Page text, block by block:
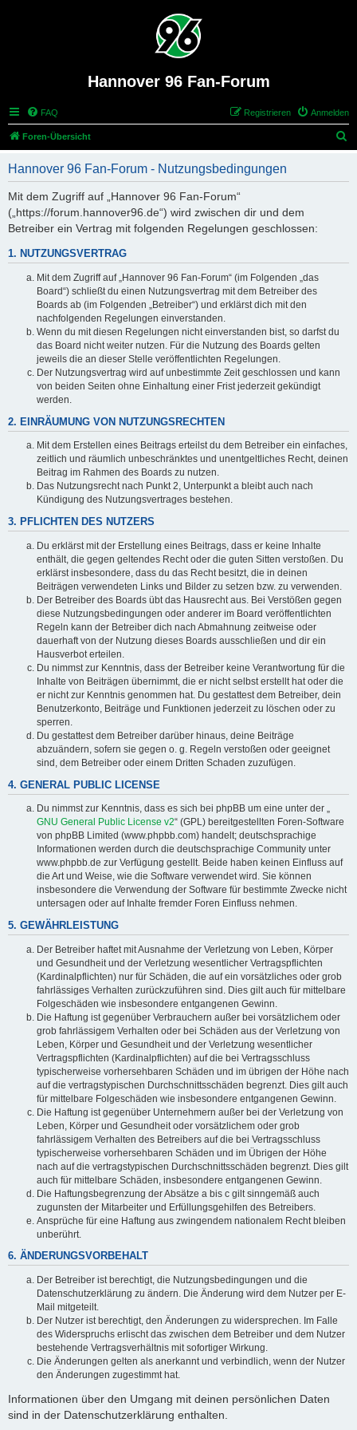
Hannover 96 Fan-Forum
FAQ Anmelden
Registrieren
Foren-Übersicht
Hannover 96 Fan-Forum - Nutzungsbedingungen
Mit dem Zugriff auf „Hannover 96 Fan-Forum“
(„https://forum.hannover96.de“) wird zwischen dir und dem
Betreiber ein Vertrag mit folgenden Regelungen geschlossen:
1. NUTZUNGSVERTRAG
Mit dem Zugriff auf „Hannover 96 Fan-Forum“ (im Folgenden „das
Board“) schließt du einen Nutzungsvertrag mit dem Betreiber des
Boards ab (im Folgenden „Betreiber“) und erklärst dich mit den
nachfolgenden Regelungen einverstanden.
Wenn du mit diesen Regelungen nicht einverstanden bist, so darfst du
das Board nicht weiter nutzen. Für die Nutzung des Boards gelten
jeweils die an dieser Stelle veröffentlichten Regelungen.
Der Nutzungsvertrag wird auf unbestimmte Zeit geschlossen und kann
von beiden Seiten ohne Einhaltung einer Frist jederzeit gekündigt
werden.
2. EINRÄUMUNG VON NUTZUNGSRECHTEN
Mit dem Erstellen eines Beitrags erteilst du dem Betreiber ein einfaches,
zeitlich und räumlich unbeschränktes und unentgeltliches Recht, deinen
Beitrag im Rahmen des Boards zu nutzen.
Das Nutzungsrecht nach Punkt 2, Unterpunkt a bleibt auch nach
Kündigung des Nutzungsvertrages bestehen.
3. PFLICHTEN DES NUTZERS
Du erklärst mit der Erstellung eines Beitrags, dass er keine Inhalte
enthält, die gegen geltendes Recht oder die guten Sitten verstoßen. Du
erklärst insbesondere, dass du das Recht besitzt, die in deinen
Beiträgen verwendeten Links und Bilder zu setzen bzw. zu verwenden.
Der Betreiber des Boards übt das Hausrecht aus. Bei Verstößen gegen
diese Nutzungsbedingungen oder anderer im Board veröffentlichten
Regeln kann der Betreiber dich nach Abmahnung zeitweise oder
dauerhaft von der Nutzung dieses Boards ausschließen und dir ein
Hausverbot erteilen.
Du nimmst zur Kenntnis, dass der Betreiber keine Verantwortung für die
Inhalte von Beiträgen übernimmt, die er nicht selbst erstellt hat oder die
er nicht zur Kenntnis genommen hat. Du gestattest dem Betreiber, dein
Benutzerkonto, Beiträge und Funktionen jederzeit zu löschen oder zu
sperren.
Du gestattest dem Betreiber darüber hinaus, deine Beiträge
abzuändern, sofern sie gegen o. g. Regeln verstoßen oder geeignet
sind, dem Betreiber oder einem Dritten Schaden zuzufügen.
4. GENERAL PUBLIC LICENSE
Du nimmst zur Kenntnis, dass es sich bei phpBB um eine unter der „
GNU General Public License v2“ (GPL) bereitgestellten Foren-Software
von phpBB Limited (www.phpbb.com) handelt; deutschsprachige
Informationen werden durch die deutschsprachige Community unter
www.phpbb.de zur Verfügung gestellt. Beide haben keinen Einfluss auf
die Art und Weise, wie die Software verwendet wird. Sie können
insbesondere die Verwendung der Software für bestimmte Zwecke nicht
untersagen oder auf Inhalte fremder Foren Einfluss nehmen.
5. GEWÄHRLEISTUNG
Der Betreiber haftet mit Ausnahme der Verletzung von Leben, Körper
und Gesundheit und der Verletzung wesentlicher Vertragspflichten
(Kardinalpflichten) nur für Schäden, die auf ein vorsätzliches oder grob
fahrlässiges Verhalten zurückzuführen sind. Dies gilt auch für mittelbare
Folgeschäden wie insbesondere entgangenen Gewinn.
Die Haftung ist gegenüber Verbrauchern außer bei vorsätzlichem oder
grob fahrlässigem Verhalten oder bei Schäden aus der Verletzung von
Leben, Körper und Gesundheit und der Verletzung wesentlicher
Vertragspflichten (Kardinalpflichten) auf die bei Vertragsschluss
typischerweise vorhersehbaren Schäden und im übrigen der Höhe nach
auf die vertragstypischen Durchschnittsschäden begrenzt. Dies gilt auch
für mittelbare Folgeschäden wie insbesondere entgangenen Gewinn.
Die Haftung ist gegenüber Unternehmern außer bei der Verletzung von
Leben, Körper und Gesundheit oder vorsätzlichem oder grob
fahrlässigem Verhalten des Betreibers auf die bei Vertragsschluss
typischerweise vorhersehbaren Schäden und im Übrigen der Höhe
nach auf die vertragstypischen Durchschnittsschäden begrenzt. Dies gilt
auch für mittelbare Schäden, insbesondere entgangenen Gewinn.
Die Haftungsbegrenzung der Absätze a bis c gilt sinngemäß auch
zugunsten der Mitarbeiter und Erfüllungsgehilfen des Betreibers.
Ansprüche für eine Haftung aus zwingendem nationalem Recht bleiben
unberührt.
6. ÄNDERUNGSVORBEHALT
Der Betreiber ist berechtigt, die Nutzungsbedingungen und die
Datenschutzerklärung zu ändern. Die Änderung wird dem Nutzer per E-
Mail mitgeteilt.
Der Nutzer ist berechtigt, den Änderungen zu widersprechen. Im Falle
des Widerspruchs erlischt das zwischen dem Betreiber und dem Nutzer
bestehende Vertragsverhältnis mit sofortiger Wirkung.
Die Änderungen gelten als anerkannt und verbindlich, wenn der Nutzer
den Änderungen zugestimmt hat.
Informationen über den Umgang mit deinen persönlichen Daten
sind in der Datenschutzerklärung enthalten.